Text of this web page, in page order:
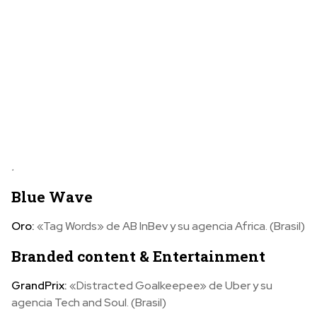
.
Blue Wave
Oro:«Tag Words» de AB InBev y su agencia Africa. (Brasil)
Branded content & Entertainment
GrandPrix:«Distracted Goalkeepee» de Uber y su
agencia Tech and Soul. (Brasil)